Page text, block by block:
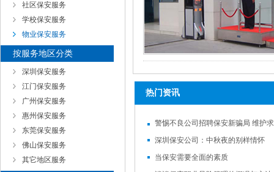
社区保安服务
学校保安服务
物业保安服务
按服务地区分类
深圳保安服务
江门保安服务
广州保安服务
惠州保安服务
东莞保安服务
佛山保安服务
其它地区服务
热门资讯
警惕不良公司招聘保安新骗局 维护
深圳保安公司：中秋夜的别样情怀
当保安需要全面的素质